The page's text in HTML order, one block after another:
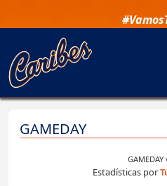
GAMEDAY
GAMEDAY
Estadísticas por